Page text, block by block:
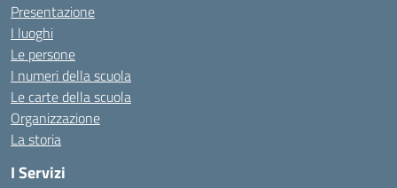
Presentazione
I luoghi
Le persone
I numeri della scuola
Le carte della scuola
Organizzazione
La storia
I Servizi